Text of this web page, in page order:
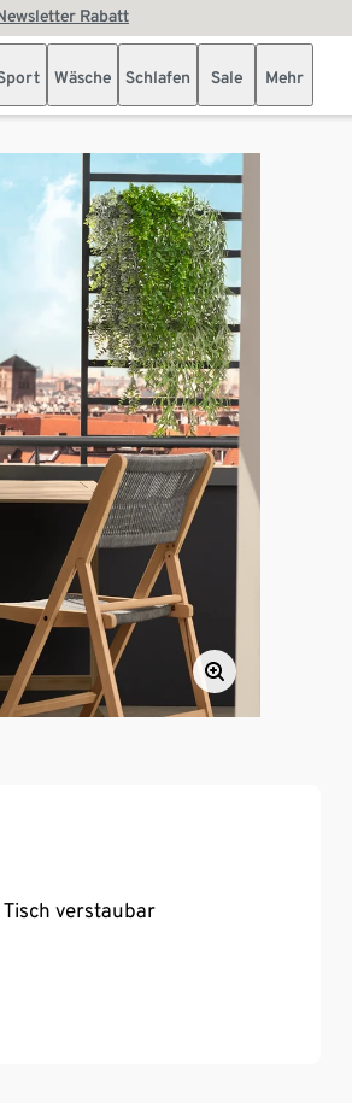
Rabatt
Wäsche Schlafen Sale Mehr
verstaubar